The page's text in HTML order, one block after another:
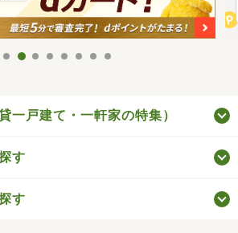
一戸建て・一軒家の特集）
す
す